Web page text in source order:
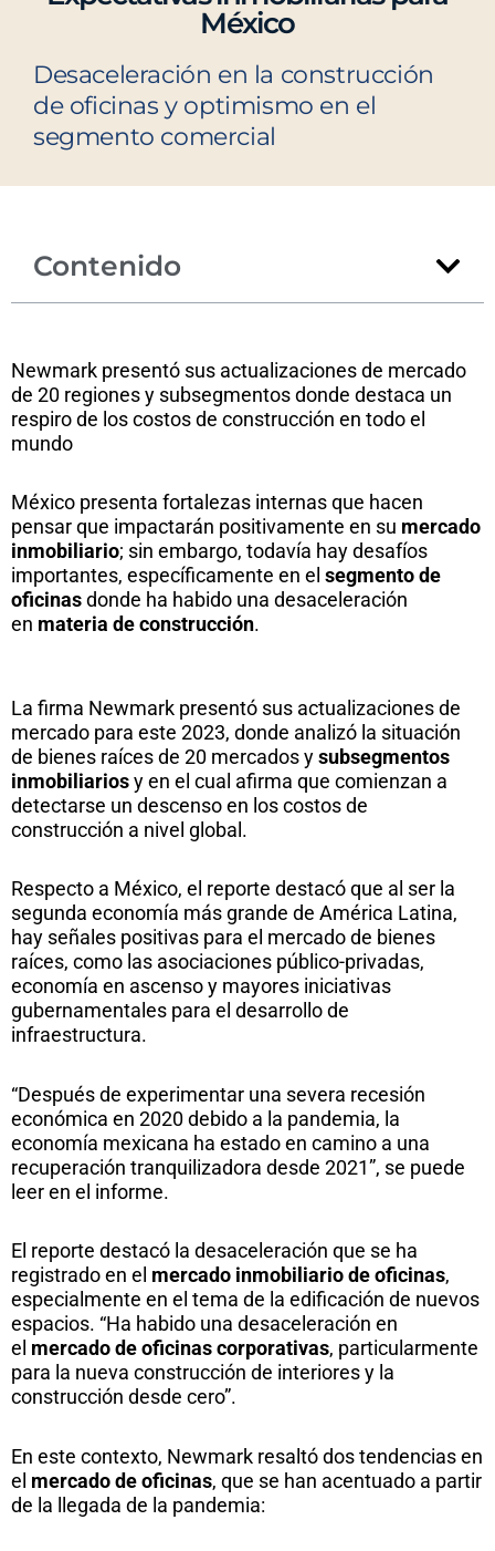
México
Desaceleración en la construcción
de oficinas y optimismo en el
segmento comercial
Contenido
Newmark presentó sus actualizaciones de mercado
de 20 regiones y subsegmentos donde destaca un
respiro de los costos de construcción en todo el
mundo
México presenta fortalezas internas que hacen
pensar que impactarán positivamente en su mercado
inmobiliario; sin embargo, todavía hay desafíos
importantes, específicamente en el segmento de
oficinasdonde ha habido una desaceleración
en materia de construcción.
La firma Newmark presentó sus actualizaciones de
mercado para este 2023, donde analizó la situación
de bienes raíces de 20 mercados ysubsegmentos
inmobiliariosy en el cual afirma que comienzan a
detectarse un descenso en los costos de
construcción a nivel global.
Respecto a México, el reporte destacó que al ser la
segunda economía más grande de América Latina,
hay señales positivas para el mercado de bienes
raíces, como las asociaciones público-privadas,
economía en ascenso y mayores iniciativas
gubernamentales para el desarrollo de
infraestructura.
“Después de experimentar una severa recesión
económica en 2020 debido a la pandemia, la
economía mexicana ha estado en camino a una
recuperación tranquilizadora desde 2021”, se puede
leer en el informe.
El reporte destacó la desaceleración que se ha
registrado en el mercado inmobiliario de oficinas,
especialmente en el tema de la edificación de nuevos
espacios. “Ha habido una desaceleración en
el mercado de oficinas corporativas, particularmente
para la nueva construcción de interiores y la
construcción desde cero”.
En este contexto, Newmark resaltó dos tendencias en
el mercado de oficinas, que se han acentuado a partir
de la llegada de la pandemia: